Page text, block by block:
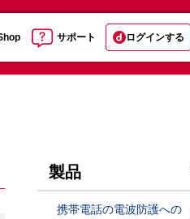
サポート ログインする
製品
携帯電話の電波防護への